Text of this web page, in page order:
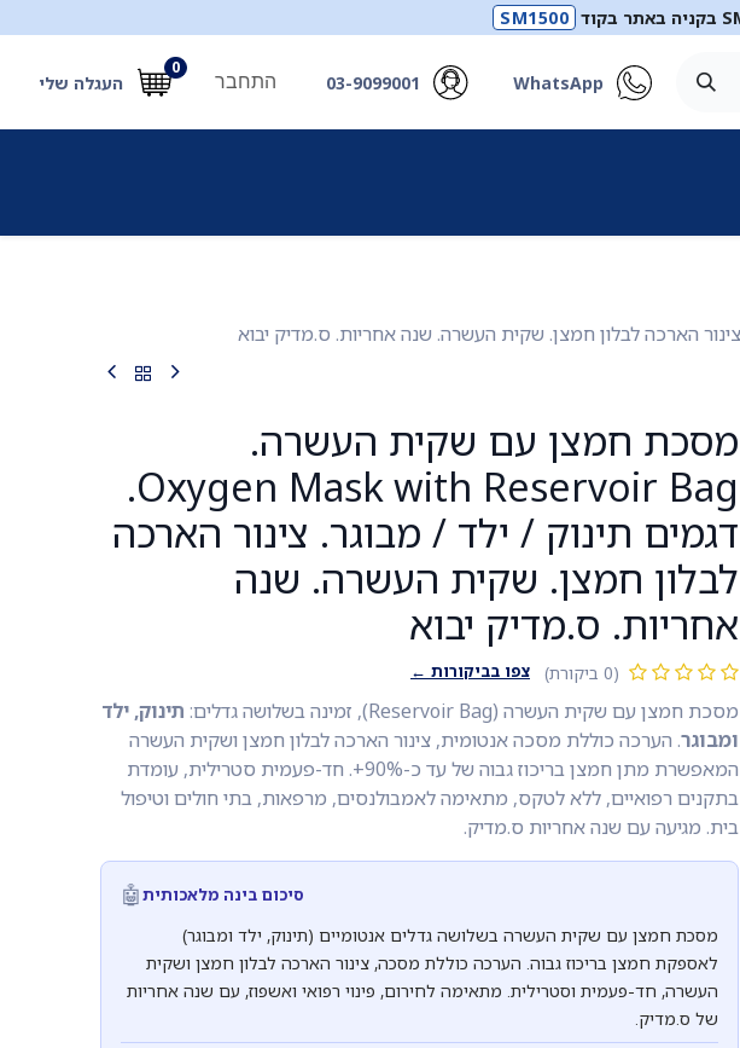
SM1500
WhatsApp
03-9099001
0
העגלה שלי התחבר
מסכת חמצן עם שקית העשרה.
Oxygen Mask with Reservoir Bag.
דגמים תינוק / ילד / מבוגר. צינור הארכה
לבלון חמצן. שקית העשרה. שנה
אחריות. ס.מדיק יבוא
(0 ביקורת) צפו בביקורות ←
מסכת חמצן עם שקית העשרה (Reservoir Bag), זמינה בשלושה גדלים:
תינוק, ילד
ומבוגר. הערכה כוללת מסכה אנטומית, צינור הארכה לבלון חמצן ושקית העשרה
המאפשרת מתן חמצן בריכוז גבוה של עד כ-90%+. חד-פעמית סטרילית, עומדת
בתקנים רפואיים, ללא לטקס, מתאימה לאמבולנסים, מרפאות, בתי חולים וטיפול
בית. מגיעה עם שנה אחריות ס.מדיק.
סיכום בינה מלאכותית🤖
מסכת חמצן עם שקית העשרה בשלושה גדלים אנטומיים (תינוק, ילד ומבוגר)
לאספקת חמצן בריכוז גבוה. הערכה כוללת מסכה, צינור הארכה לבלון חמצן ושקית
העשרה, חד-פעמית וסטרילית. מתאימה לחירום, פינוי רפואי ואשפוז, עם שנה אחריות
של ס.מדיק.